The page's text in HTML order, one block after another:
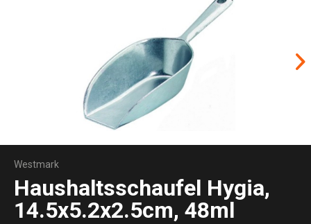
Westmark
Haushaltsschaufel Hygia,
14.5x5.2x2.5cm, 48ml